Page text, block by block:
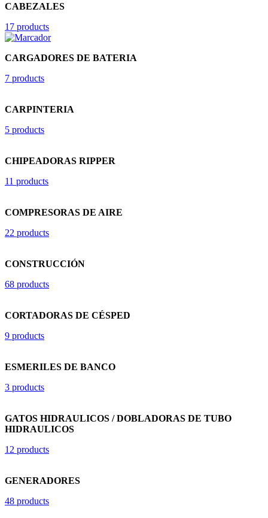
CABEZALES
17 products
CARGADORES DE BATERIA
7 products
CARPINTERIA
5 products
CHIPEADORAS RIPPER
11 products
COMPRESORAS DE AIRE
22 products
CONSTRUCCIÓN
68 products
CORTADORAS DE CÉSPED
9 products
ESMERILES DE BANCO
3 products
GATOS HIDRAULICOS / DOBLADORAS DE TUBO
HIDRAULICOS
12 products
GENERADORES
48 products